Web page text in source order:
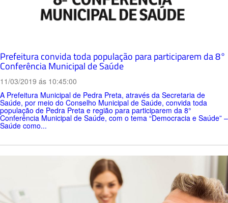
Prefeitura convida toda população para participarem da 8°
Conferência Municipal de Saúde
11/03/2019 ás 10:45:00
A Prefeitura Municipal de Pedra Preta, através da Secretaria de
Saúde, por meio do Conselho Municipal de Saúde, convida toda
população de Pedra Preta e região para participarem da 8°
Conferência Municipal de Saúde, com o tema “Democracia e Saúde” –
Saúde como...